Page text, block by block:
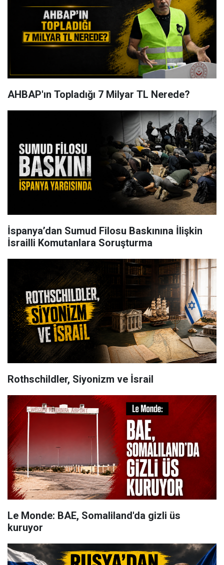
AHBAP'ın Topladığı 7 Milyar TL Nerede?
İspanya’dan Sumud Filosu Baskınına İlişkin
İsrailli Komutanlara Soruşturma
Rothschildler, Siyonizm ve İsrail
Le Monde: BAE, Somaliland'da gizli üs
kuruyor